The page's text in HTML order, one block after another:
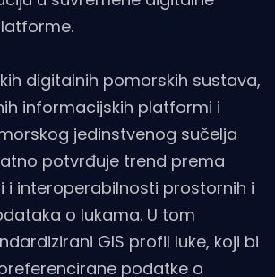
digitalnih pomorskih sustava,
informacijskih platformi i
jedinstvenog sučelja
potvrđuje trend prema
i interoperabilnosti prostornih i
o lukama. U tom
GIS profil luke, koji bi
podatke o